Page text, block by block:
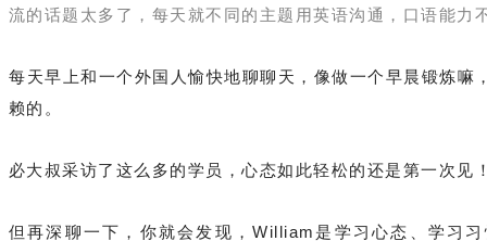
流的话题太多了，每天就不同的主题用英语沟通，口语能力
每天早上和一个外国人愉快地聊聊天，像做一个早晨锻炼嘛
赖的。
必大叔采访了这么多的学员，心态如此轻松的还是第一次见
但再深聊一下，你就会发现，William 是学习心态、学习